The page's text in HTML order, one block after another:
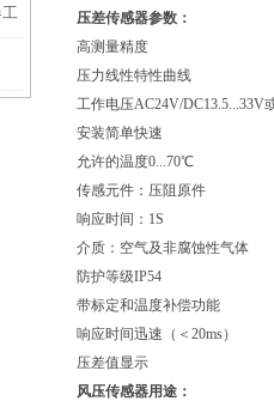
压差传感器参数：
高测量精度
压力线性特性曲线
工作电压AC24V/DC13.5...33V
安装简单快速
允许的温度0...70℃
传感元件：压阻原件
响应时间：1S
介质：空气及非腐蚀性气体
防护等级IP54
带标定和温度补偿功能
响应时间迅速（＜20ms）
压差值显示
风压传感器用途：